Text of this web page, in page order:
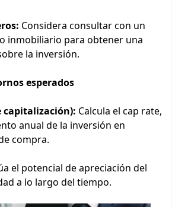
Considera consultar con un
inmobiliario para obtener una
la inversión.
esperados
capitalización): Calcula el cap rate,
anual de la inversión en
compra.
el potencial de apreciación del
a lo largo del tiempo.